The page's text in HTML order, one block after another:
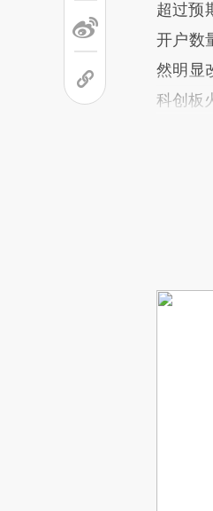
超过预
开户数
然明显
科创板